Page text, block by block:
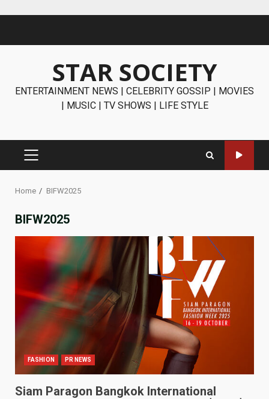
STAR SOCIETY
ENTERTAINMENT NEWS | CELEBRITY GOSSIP | MOVIES
| MUSIC | TV SHOWS | LIFE STYLE
PRIMARY
Home BIFW2025
BIFW2025
FASHION PR NEWS
Siam Paragon Bangkok International